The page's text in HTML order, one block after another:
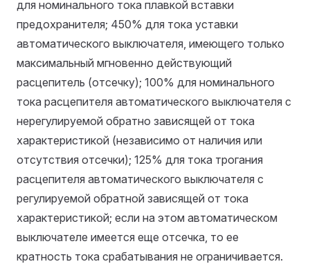
для номинального тока плавкой вставки
предохранителя; 450% для тока уставки
автоматического выключателя, имеющего только
максимальный мгновенно действующий
расцепитель (отсечку); 100% для номинального
тока расцепителя автоматического выключателя с
нерегулируемой обратно зависящей от тока
характеристикой (независимо от наличия или
отсутствия отсечки); 125% для тока трогания
расцепителя автоматического выключателя с
регулируемой обратной зависящей от тока
характеристикой; если на этом автоматическом
выключателе имеется еще отсечка, то ее
кратность тока срабатывания не ограничивается.